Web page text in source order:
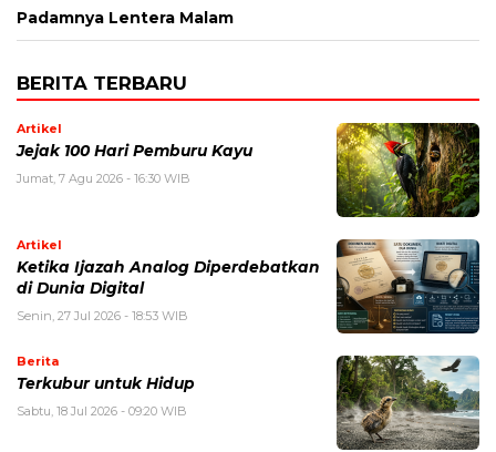
Padamnya Lentera Malam
BERITA TERBARU
Artikel
Jejak 100 Hari Pemburu Kayu
Jumat, 7 Agu 2026 - 16:30 WIB
Artikel
Ketika Ijazah Analog Diperdebatkan
di Dunia Digital
Senin, 27 Jul 2026 - 18:53 WIB
Berita
Terkubur untuk Hidup
Sabtu, 18 Jul 2026 - 09:20 WIB